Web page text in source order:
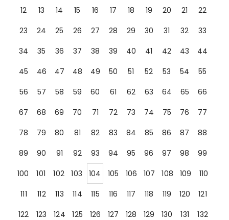
12
13 14 15 16 17 18 19 20 21
22
23
24 25 26 27 28 29 30 31 32
33
34
35 36 37 38 39 40 41 42 43
44
45
46 47 48 49 50 51 52 53 54
55
56
57 58 59 60 61 62 63 64 65
66
67
68 69 70 71 72 73 74 75 76
77
78
79 80 81 82 83 84 85 86 87
88
89
90 91 92 93 94 95 96 97 98
99
100
101 102 103 104 105 106 107 108 109
110
111
112 113 114 115 116 117 118 119 120
121
122
123 124 125 126 127 128 129 130 131
132